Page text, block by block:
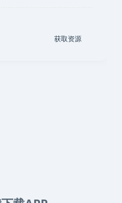
获取资源